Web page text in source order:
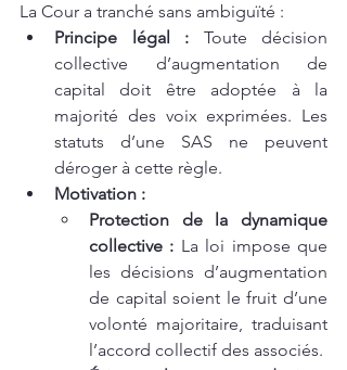
La Cour a tranché sans ambiguïté :
Principe légal : Toute décision
collective d’augmentation de
capital doit être adoptée à la
majorité des voix exprimées. Les
statuts d’une SAS ne peuvent
déroger à cette règle.
Motivation :
Protection de la dynamique
collective : La loi impose que
les décisions d’augmentation
de capital soient le fruit d’une
volonté majoritaire, traduisant
l’accord collectif des associés.